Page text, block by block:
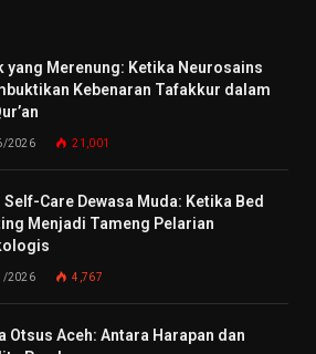
yang Merenung: Ketika Neurosains
Kebenaran Tafakkur dalam
2026 21,001
Self-Care Dewasa Muda: Ketika Bed
Menjadi Tameng Pelarian
2026 4,767
Otsus Aceh: Antara Harapan dan